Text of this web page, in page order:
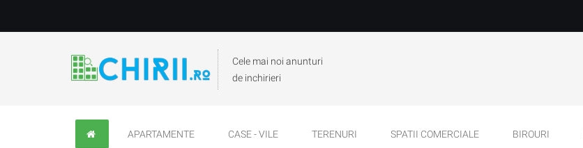
Cele mai noi anunturi
de inchirieri
APARTAMENTE CASE - VILE TERENURI SPATII COMERCIALE BIROURI